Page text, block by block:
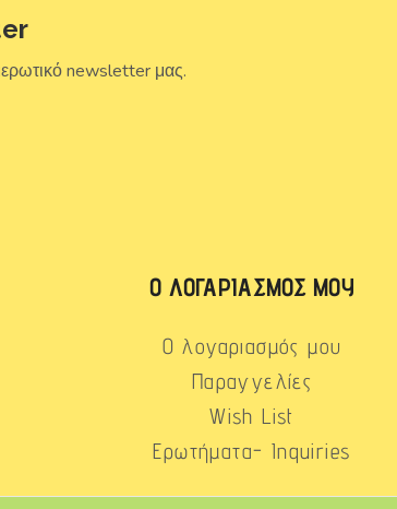
newsletter μας.
Ο ΛΟΓΑΡΙΑΣΜΌΣ ΜΟΥ
Ο λογαριασμός μου
Παραγγελίες
Wish List
Ερωτήματα- Inquiries